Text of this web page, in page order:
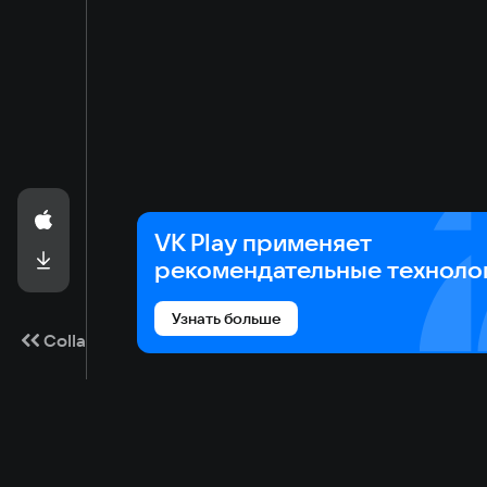
Collapse
своей атмосферой.
О разработчике и оптимизации:
Проект разработан независимым автором на
сетки мира, игра обеспечивает высокую
VK Play применяет
рекомендательные
Узнать больше